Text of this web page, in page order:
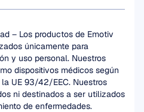
– Los productos de Emotiv
únicamente para
y uso personal. Nuestros
dispositivos médicos según
UE 93/42/EEC. Nuestros
ni destinados a ser utilizados
de enfermedades.